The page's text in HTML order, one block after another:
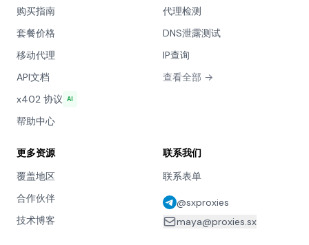
购买指南
套餐价格
移动代理
API文档
x402 协议 AI
帮助中心
代理检测
DNS泄露测试
IP查询
查看全部 →
更多资源
覆盖地区
合作伙伴
技术博客
联系我们
联系表单
@sxproxies
maya@proxies.sx